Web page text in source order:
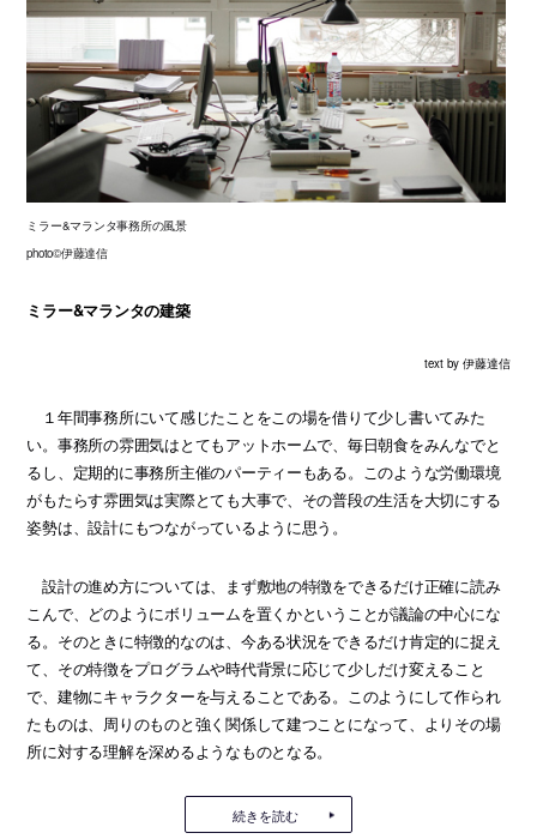
ミラー&マランタ事務所の風景
photo©伊藤達信
ミラー&マランタの建築
text by 伊藤達信
１年間事務所にいて感じたことをこの場を借りて少し書いてみた
い。事務所の雰囲気はとてもアットホームで、毎日朝食をみんなでと
るし、定期的に事務所主催のパーティーもある。このような労働環境
がもたらす雰囲気は実際とても大事で、その普段の生活を大切にする
姿勢は、設計にもつながっているように思う。
設計の進め方については、まず敷地の特徴をできるだけ正確に読み
こんで、どのようにボリュームを置くかということが議論の中心にな
る。そのときに特徴的なのは、今ある状況をできるだけ肯定的に捉え
て、その特徴をプログラムや時代背景に応じて少しだけ変えること
で、建物にキャラクターを与えることである。このようにして作られ
たものは、周りのものと強く関係して建つことになって、よりその場
所に対する理解を深めるようなものとなる。
続きを読む